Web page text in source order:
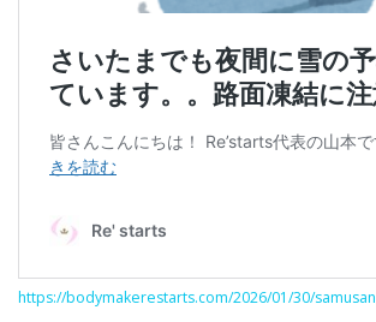
https://bodymakerestarts.com/2026/01/30/